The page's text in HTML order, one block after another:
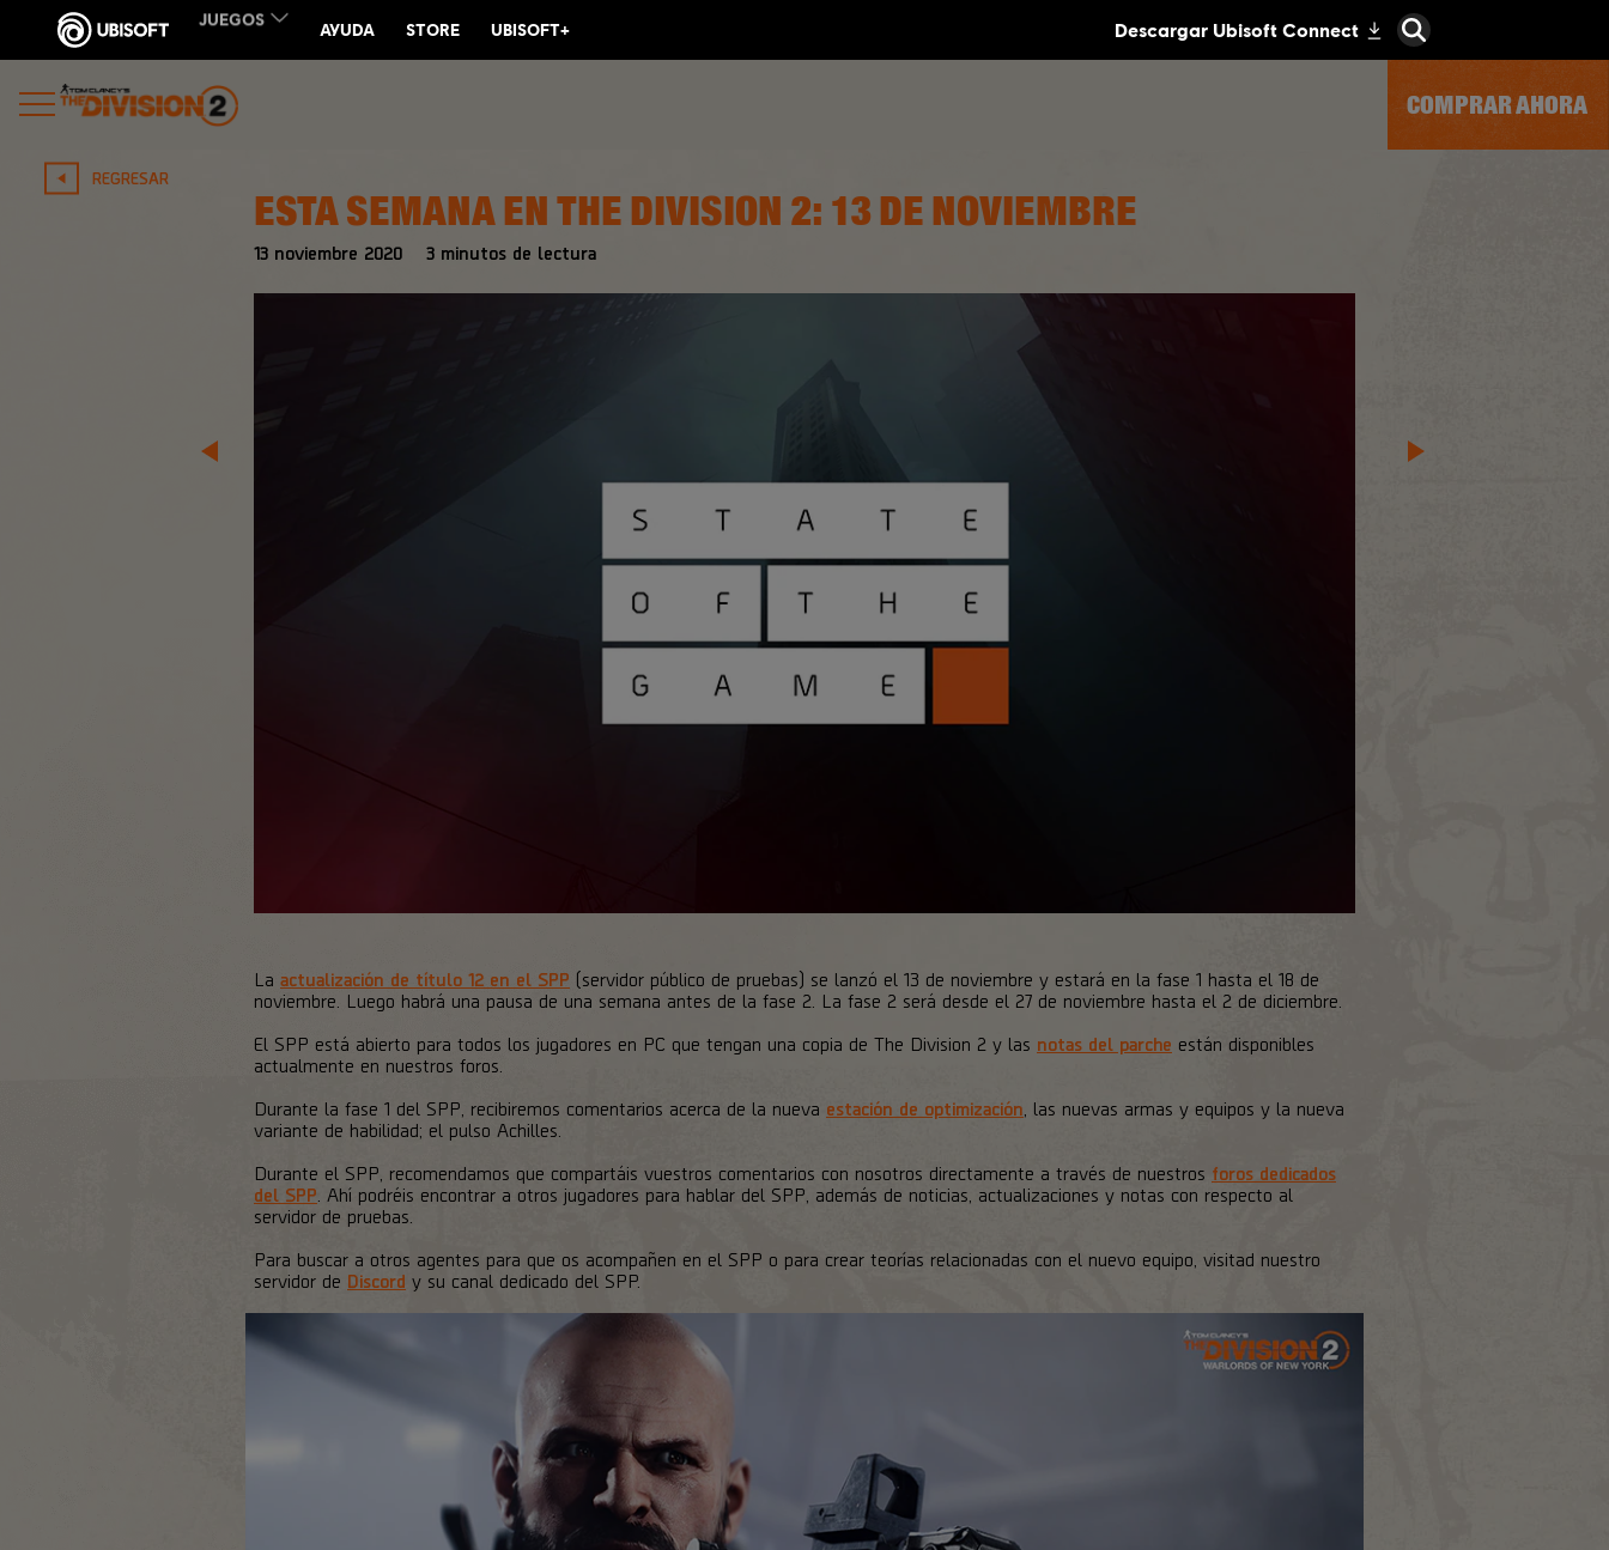
COMPRAR AHORA
REGRESAR
13 noviembre 2020 3 minutos de lectura
ESTA SEMANA EN THE DIVISION 2: 13 DE NOVIEMBRE
La actualización de título 12 en el SPP (servidor público de pruebas) se lanzó el 13 de noviembre y estará en la fase 1 hasta el 18 de
noviembre. Luego habrá una pausa de una semana antes de la fase 2. La fase 2 será desde el 27 de noviembre hasta el 2 de diciembre.
El SPP está abierto para todos los jugadores en PC que tengan una copia de The Division 2 y las notas del parche están disponibles
actualmente en nuestros foros.
Durante la fase 1 del SPP, recibiremos comentarios acerca de la nueva estación de optimización , las nuevas armas y equipos y la nueva
variante de habilidad; el pulso Achilles.
Durante el SPP, recomendamos que compartáis vuestros comentarios con nosotros directamente a través de nuestros foros dedicados
del SPP . Ahí podréis encontrar a otros jugadores para hablar del SPP, además de noticias, actualizaciones y notas con respecto al
servidor de pruebas.
Para buscar a otros agentes para que os acompañen en el SPP o para crear teorías relacionadas con el nuevo equipo, visitad nuestro
servidor de Discord y su canal dedicado del SPP.